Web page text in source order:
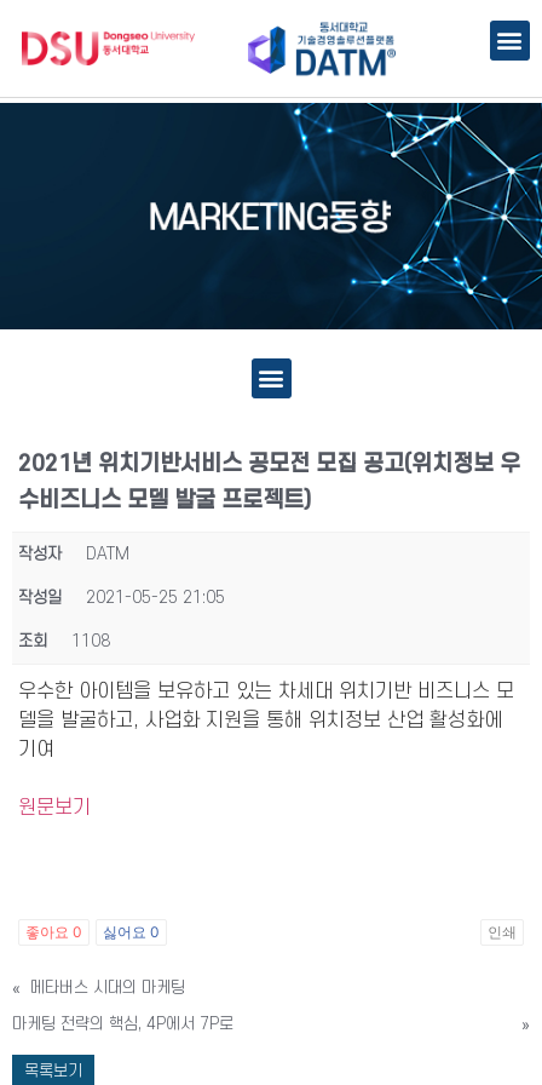
2021년 위치기반서비스 공모전 모집 공고(위치정보 우
수비즈니스 모델 발굴 프로젝트)
작성자 DATM
작성일 2021-05-25 21:05
조회 1108
우수한 아이템을 보유하고 있는 차세대 위치기반 비즈니스 모
델을 발굴하고, 사업화 지원을 통해 위치정보 산업 활성화에
기여
원문보기
좋아요 0 싫어요 0 인쇄
«
메타버스 시대의 마케팅
마케팅 전략의 핵심, 4P에서 7P로
»
목록보기